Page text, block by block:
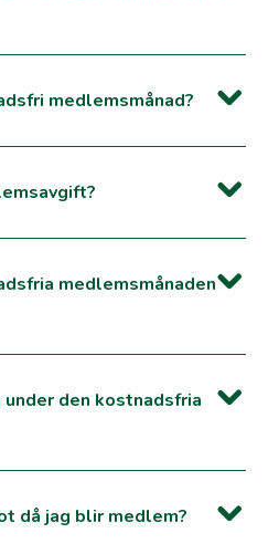
medlemsmånad?
medlemsmånaden
den kostnadsfria
då jag blir medlem?